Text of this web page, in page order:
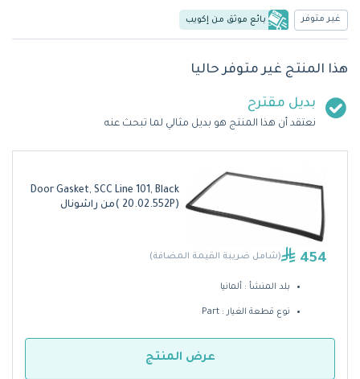
غير متوفر بائع موثق من إكويب
هذا المنتج غير متوفر حاليا
بديل مقترح
نعتقد أن هذا المنتج هو بديل مثالي لما تبحث عنه
Door Gasket, SCC Line 101, Black
( 20.02.552P)من راشونال
454 (شامل ضريبة القيمة المضافة)
بلد المنشأ : ألمانيا
نوع قطعة الغيار : Part
عرض المنتج